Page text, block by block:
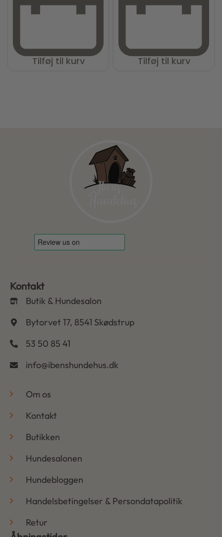
Tilføj til kurv Tilføj til kurv
Kontakt
Butik & Hundesalon
Bytorvet 17, 8541 Skødstrup
53 50 85 41
info@ibenshundehus.dk
Om os
Kontakt
Butikken
Hundesalonen
Hundebloggen
Handelsbetingelser & Persondatapolitik
Retur